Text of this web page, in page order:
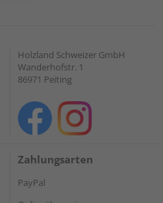
Holzland Schweizer GmbH
Wanderhofstr. 1
86971 Peiting
Zahlungsarten
PayPal